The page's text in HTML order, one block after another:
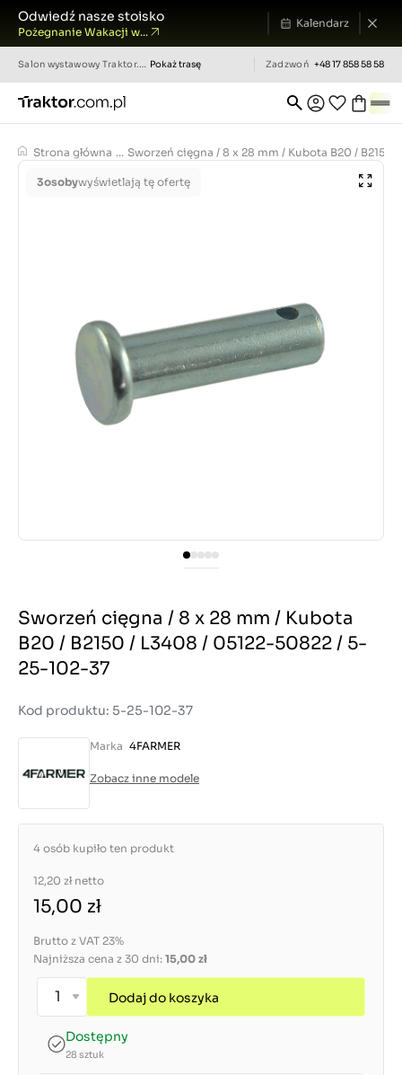
Odwiedź nasze stoisko
Pożegnanie Wakacji w...
Kalendarz
Salon wystawowy Traktor.com.pl Pokaż trasę Zadzwoń +48 17 858 58 58
Strona główna ... Sworzeń cięgna / 8 x 28 mm / Kubota B20 / B2150
3osobywyświetlają tę ofertę
Sworzeń cięgna / 8 x 28 mm / Kubota
B20 / B2150 / L3408 / 05122-50822 / 5-
25-102-37
Kod produktu: 5-25-102-37
Marka 4FARMER
Zobacz inne modele
4 osób kupiło ten produkt
12,20 zł netto
15,00 zł
Brutto z VAT 23%
Najniższa cena z 30 dni: 15,00 zł
Dodaj do koszyka
Dostępny
28 sztuk